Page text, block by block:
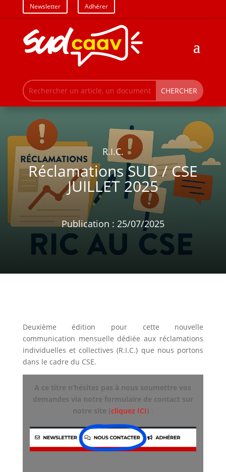
Newsletter Adhérer
R.I.C.
Réclamations SUD / CSE
JUILLET 2025
Publication : 25/07/2025
Deuxième édition pour cette nouvelle
communication mensuelle dédiée aux réclamations
individuelles et collectives (R.I.C.) que nous portons
dans le cadre du CSE.
A ce titre n’hésitez pas à nous soumettre vos
demandes via notre formulaire de contact sur
notre site (cliquez ICI)